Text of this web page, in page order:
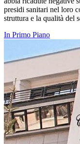
presidi sanitari nel loro
struttura e la qualità del
In Primo Piano